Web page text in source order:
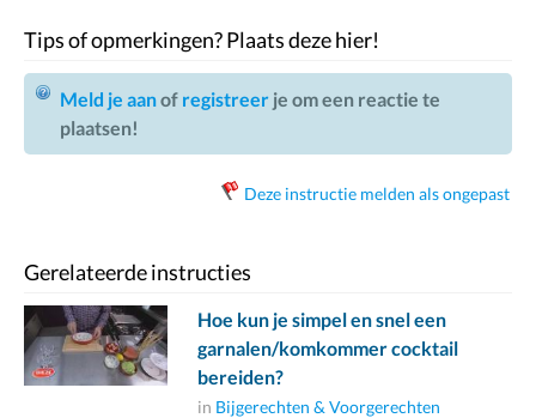
Tips of opmerkingen? Plaats deze hier!
Meld je aanof registreer je om een reactie te
plaatsen!
Deze instructie melden als ongepast
Gerelateerde instructies
Hoe kun je simpel en snel een
garnalen/komkommer cocktail
bereiden?
in Bijgerechten & Voorgerechten